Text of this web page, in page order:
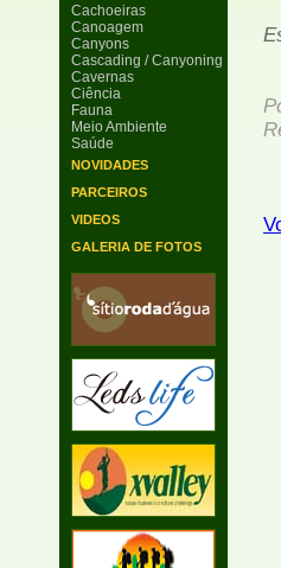
Cachoeiras
Canoagem
Canyons
Cascading / Canyoning
Cavernas
Ciência
Fauna
Meio Ambiente
Saúde
NOVIDADES
PARCEIROS
VIDEOS
GALERIA DE FOTOS